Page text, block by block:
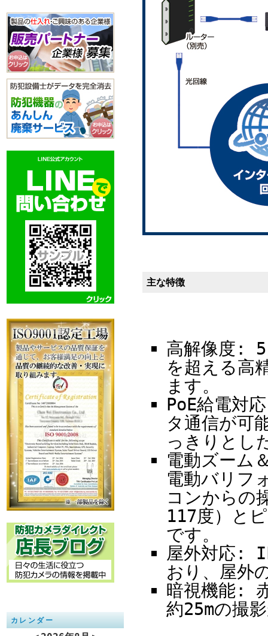
カレンダー
主な特徴
高解像度: 5
を超える高
ます。
PoE給電対
タ通信が可
っきりとし
電動ズーム
電動バリフ
コンからの
117度）と
です。
屋外対応:
おり、屋外
暗視機能:
約25mの撮